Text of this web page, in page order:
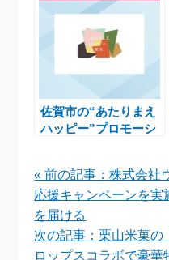
が初代アンバサダーに
佐賀市の“あたりまえ
ハッピー”プロモーシ
« 前の記事：株式会社
応援キャンペーンを実
を届ける
次の記事：栗山米菓の
ロップスコラボで豪